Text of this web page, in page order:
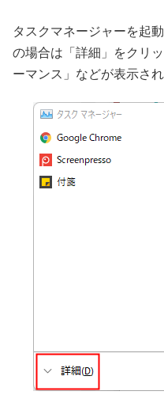
タスクマネージャーを起
の場合は「詳細」をクリ
ーマンス」などが表示され